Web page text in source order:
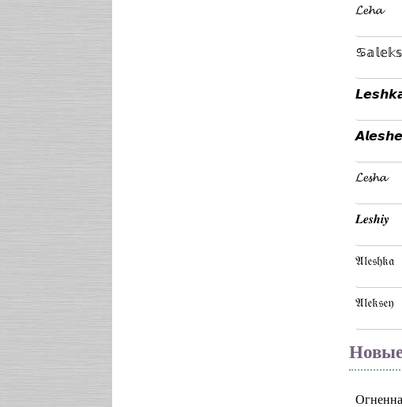
𝓛𝓮𝓱𝓪
𝓛𝓮𝓼𝓱𝓪
𝑳𝒆𝒔𝒉𝒊𝒚
𝔄𝔩𝔢𝔰𝔥𝔨𝔞
𝔄𝔩𝔢𝔨𝔰𝔢𝔶